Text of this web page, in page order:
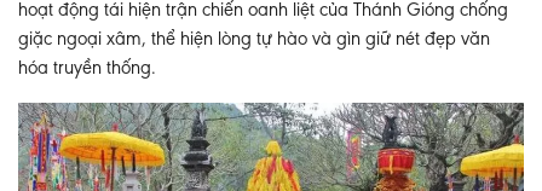
hoạt động tái hiện trận chiến oanh liệt của Thánh Gióng chống
giặc ngoại xâm, thể hiện lòng tự hào và gìn giữ nét đẹp văn
hóa truyền thống.